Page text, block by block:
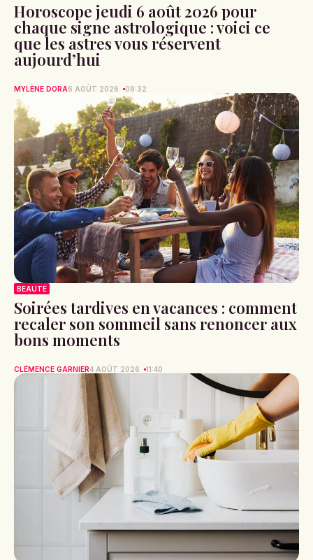
Horoscope jeudi 6 août 2026 pour
chaque signe astrologique : voici ce
que les astres vous réservent
aujourd’hui
MYLÈNE DORA6 AOÛT 2026 09:32
BEAUTÉ
Soirées tardives en vacances : comment
recaler son sommeil sans renoncer aux
bons moments
CLÉMENCE GARNIER4 AOÛT 2026 11:40